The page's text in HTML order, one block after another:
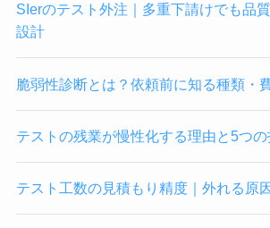
SIerのテスト外注｜多重下請けでも品
設計
脆弱性診断とは？依頼前に知る種類・
テストの残業が慢性化する理由と5つ
テスト工数の見積もり精度｜外れる原